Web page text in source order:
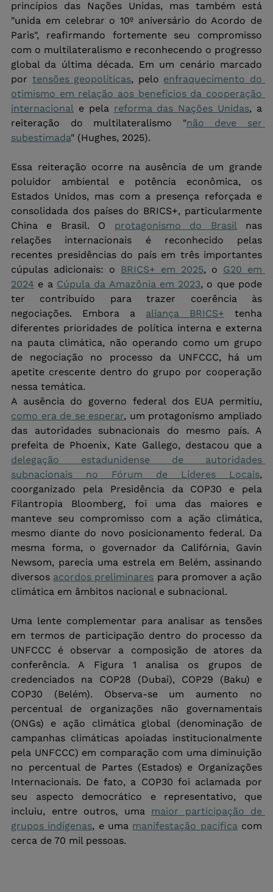
princípios das Nações Unidas, mas também está
"unida em celebrar o 10º aniversário do Acordo de
Paris", reafirmando fortemente seu compromisso
com o multilateralismo e reconhecendo o progresso
global da última década. Em um cenário marcado
por tensões geopolíticas, pelo enfraquecimento do
otimismo em relação aos benefícios da cooperação
internacional e pela reforma das Nações Unidas, a
reiteração do multilateralismo "não deve ser
subestimada" (Hughes, 2025).
Essa reiteração ocorre na ausência de um grande
poluidor ambiental e potência econômica, os
Estados Unidos, mas com a presença reforçada e
consolidada dos países do BRICS+, particularmente
China e Brasil. O protagonismo do Brasil nas
relações internacionais é reconhecido pelas
recentes presidências do país em três importantes
cúpulas adicionais: o BRICS+ em 2025, o G20 em
2024 e a Cúpula da Amazônia em 2023, o que pode
ter contribuído para trazer coerência às
negociações. Embora a aliança BRICS+ tenha
diferentes prioridades de política interna e externa
na pauta climática, não operando como um grupo
de negociação no processo da UNFCCC, há um
apetite crescente dentro do grupo por cooperação
nessa temática.
como era de se esperar, um protagonismo ampliado
das autoridades subnacionais do mesmo país. A
delegação estadunidense de autoridades
subnacionais no Fórum de Líderes Locais,
coorganizado pela Presidência da COP30 e pela
Filantropia Bloomberg, foi uma das maiores e
manteve seu compromisso com a ação climática,
mesmo diante do novo posicionamento federal. Da
mesma forma, o governador da Califórnia, Gavin
Newsom, parecia uma estrela em Belém, assinando
diversos acordos preliminares para promover a ação
climática em âmbitos nacional e subnacional.
Uma lente complementar para analisar as tensões
em termos de participação dentro do processo da
UNFCCC é observar a composição de atores da
conferência. A Figura 1 analisa os grupos de
credenciados na COP28 (Dubai), COP29 (Baku) e
COP30 (Belém). Observa-se um aumento no
percentual de organizações não governamentais
(ONGs) e ação climática global (denominação de
campanhas climáticas apoiadas institucionalmente
pela UNFCCC) em comparação com uma diminuição
no percentual de Partes (Estados) e Organizações
Internacionais. De fato, a COP30 foi aclamada por
seu aspecto democrático e representativo, que
incluiu, entre outros, uma maior participação de
grupos indígenas, e uma manifestação pacífica com
cerca de 70 mil pessoas.